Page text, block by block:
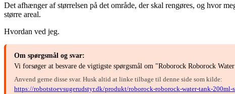
Det afhænger af størrelsen på det område, der skal rengøres, og hvor
større areal.
Hvordan ved jeg.
Om spørgsmål og svar:
Vi forsøger at besvare de vigtigste spørgsmål om "Roborock Roborock
Anvend gerne disse svar. Husk altid at linke tilbage til denne side som kilde:
https://robotstoevsugerudstyr.dk/produkt/roborock-roborock-water-tank-200ml-